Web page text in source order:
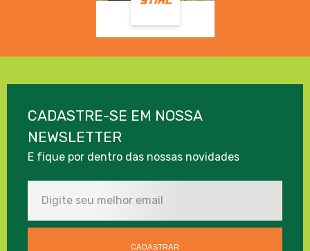
CADASTRE-SE EM NOSSA
NEWSLETTER
E fique por dentro das nossas novidades